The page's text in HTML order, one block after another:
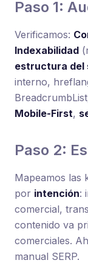
Paso 1:
Verificamos:
Indexabilidad
estructura del
interno,
Mobile-First,
Paso 2:
Mapeamos las
por intención:
comercial,
contenido va
comerciales.
manual SERP.